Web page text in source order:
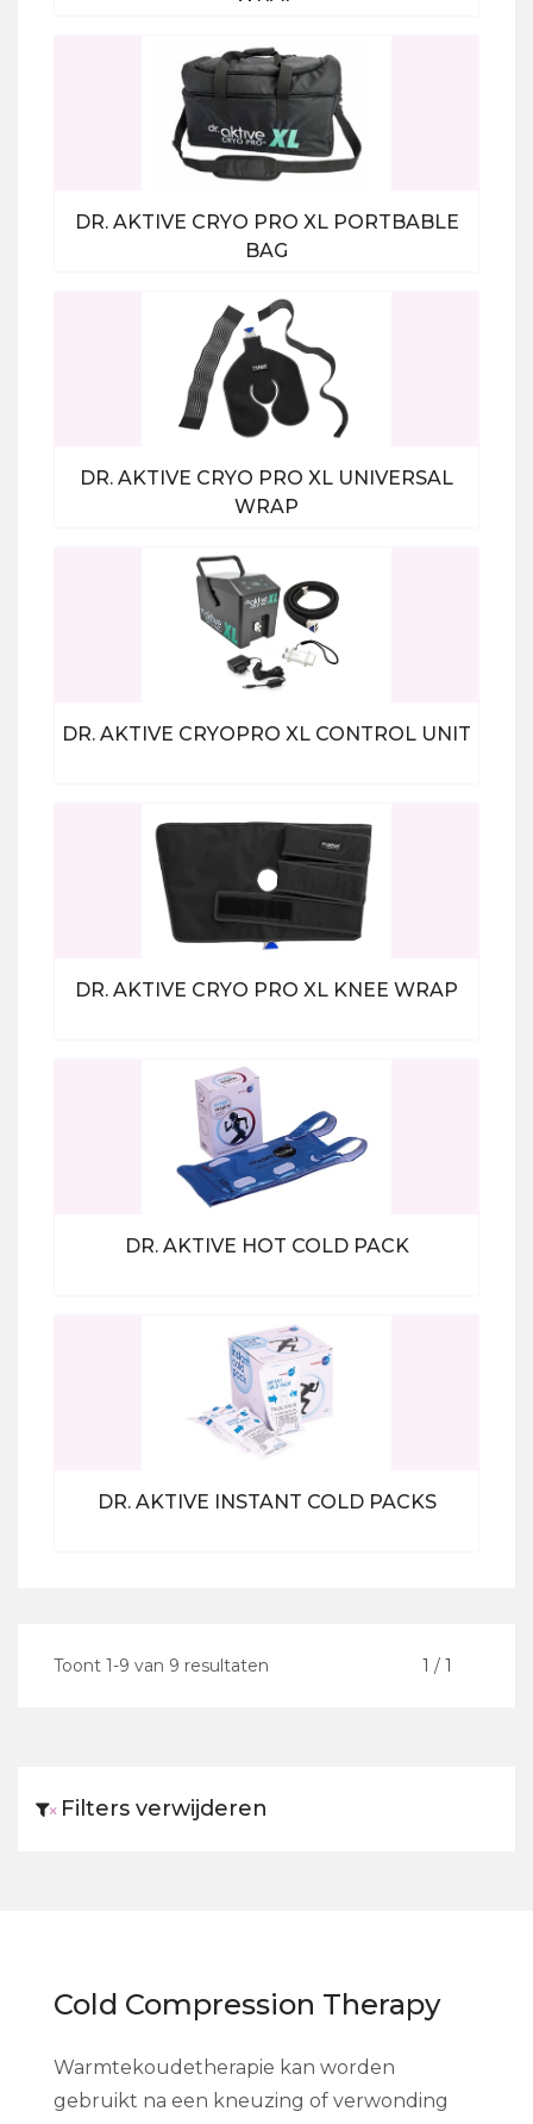
× Filters verwijderen
Bekijk alle producten
DR. AKTIVE CRYO PRO XL PORTBABLE
BAG
Bekijk alle producten
DR. AKTIVE CRYO PRO XL UNIVERSAL
WRAP
Bekijk alle producten
DR. AKTIVE CRYOPRO XL CONTROL UNIT
DR. AKTIVE CRYO PRO XL KNEE WRAP
Bekijk alle producten
DR. AKTIVE HOT COLD PACK
Bekijk alle producten
DR. AKTIVE INSTANT COLD PACKS
Toont 1-9 van 9 resultaten 1 / 1
Cold Compression Therapy
Warmtekoudetherapie kan worden
gebruikt na een kneuzing of verwonding